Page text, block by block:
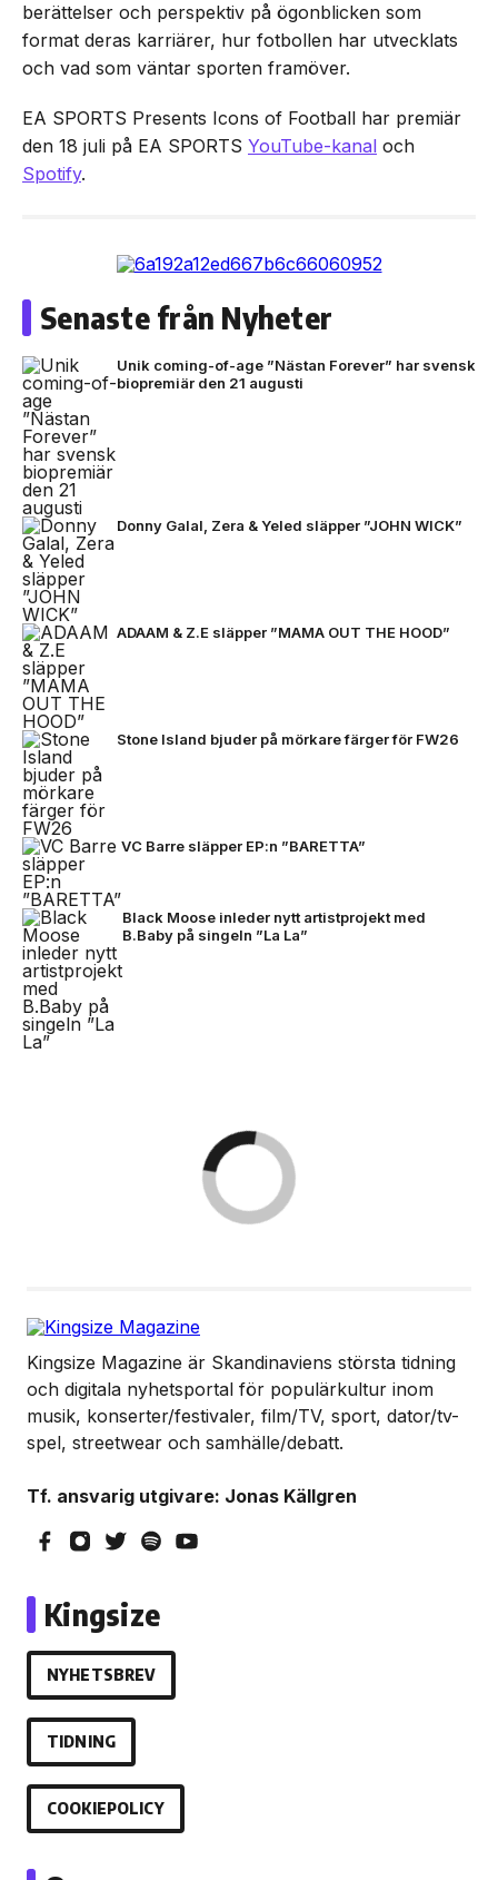
berättelser och perspektiv på ögonblicken som
format deras karriärer, hur fotbollen har utvecklats
och vad som väntar sporten framöver.
EA SPORTS Presents Icons of Football har premiär
den 18 juli på EA SPORTS YouTube-kanal och
Spotify.
Senaste från Nyheter
Unik coming-of-age ”Nästan Forever” har svensk
biopremiär den 21 augusti
Donny Galal, Zera & Yeled släpper ”JOHN WICK”
ADAAM & Z.E släpper ”MAMA OUT THE HOOD”
Stone Island bjuder på mörkare färger för FW26
VC Barre släpper EP:n ”BARETTA”
Black Moose inleder nytt artistprojekt med
B.Baby på singeln ”La La”
Kingsize Magazine är Skandinaviens största tidning
och digitala nyhetsportal för populärkultur inom
musik, konserter/festivaler, film/TV, sport, dator/tv-
spel, streetwear och samhälle/debatt.
Tf. ansvarig utgivare: Jonas Källgren
Kingsize
NYHETSBREV
TIDNING
COOKIEPOLICY